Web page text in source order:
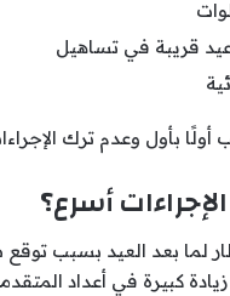
قريبة في تساهيل
بأول وعدم ترك
أسرع؟
لما بعد العيد بسبب
كبيرة في أعداد